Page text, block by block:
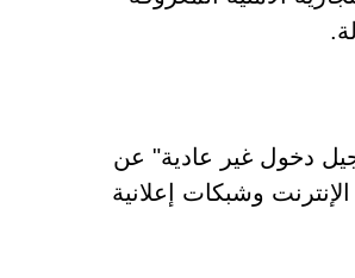
دخول غير عادية" عن
وشبكات إعلانية